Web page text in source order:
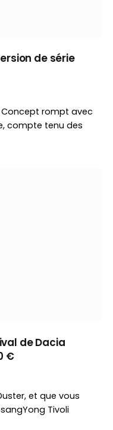
de série
Concept rompt avec
compte tenu des
de Dacia
€
et que vous
Tivoli